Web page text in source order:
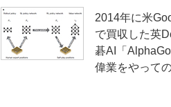
2014年に米
で買収した英
碁AI「
偉業をやって